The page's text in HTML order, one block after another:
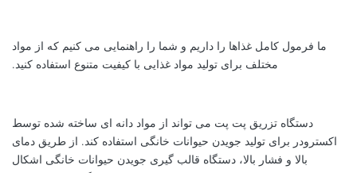
ما فرمول کامل غذاها را داریم و شما را راهنمایی می کنیم که از مواد
مختلف برای تولید مواد غذایی با کیفیت متنوع استفاده کنید.
دستگاه تزریق پت پت می تواند از مواد دانه ای ساخته شده توسط
اکسترودر برای تولید جویدن حیوانات خانگی استفاده کند. از طریق دمای
بالا و فشار بالا، دستگاه قالب گیری جویدن حیوانات خانگی اشکال